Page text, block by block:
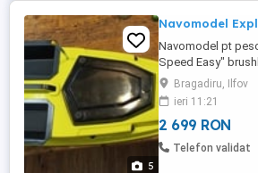
5
Navomodel
Navomodel pt
Speed Easy"
4s Caracteristici : -
puternic 750 kv si
14000 mah -
cu afisaj ,
piata IA6B cu
Bragadiru, Ilfov
ieri 11:21
2 699 RON
Telefon validat